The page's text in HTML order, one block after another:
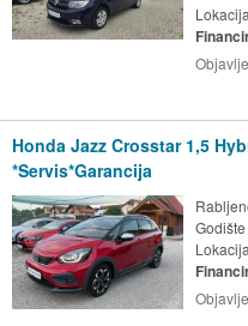
Honda Jazz Crosstar 1,5
*Servis*Garancija